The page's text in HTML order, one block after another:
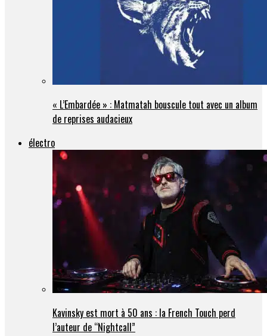
« L’Embardée » : Matmatah bouscule tout avec un album
de reprises audacieux
électro
Kavinsky est mort à 50 ans : la French Touch perd
l’auteur de “Nightcall”